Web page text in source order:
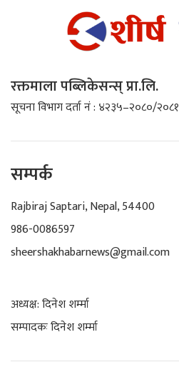
रक्तमाला पब्लिकेसन्स् प्रा.लि.
सूचना विभाग दर्ता नं : ४२३५–२०८०/२०८१
सम्पर्क
Rajbiraj Saptari, Nepal, 54400
986-0086597
sheershakhabarnews@gmail.com
अध्यक्ष: दिनेश शर्म्मा
सम्पादकः दिनेश शर्म्मा